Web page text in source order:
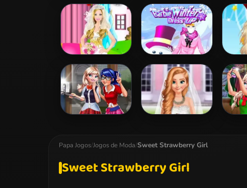
Barbie's
Valentine's
Patchwork Dress
Princess
Coachella Style
Dress 1
Barbie Bride
Dress Up
Barbie Winter
Dress Up
Papa Jogos/Jogos de Moda/Sweet Strawberry Girl
Sweet Strawberry Girl